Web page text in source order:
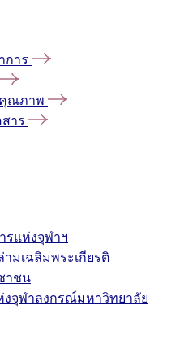
การ
คุณภาพ
าร
รแห่งจุฬาฯ
มเฉลิมพระเกียรติ
าชน
งจุฬาลงกรณ์มหาวิทยาลัย